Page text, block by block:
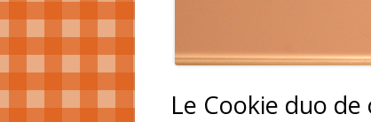
Le Cookie duo de